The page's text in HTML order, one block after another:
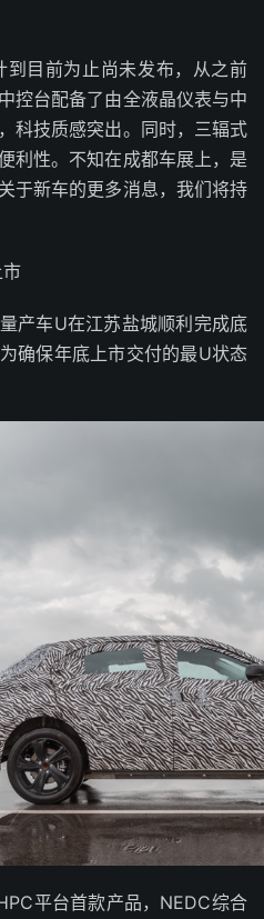
目前为止尚未发布，从之前
控台配备了由全液晶仪表与中
科技质感突出。同时，三辐式
利性。不知在成都车展上，是
于新车的更多消息，我们将持
车U在江苏盐城顺利完成底
确保年底上市交付的最U状态
平台首款产品，NEDC综合